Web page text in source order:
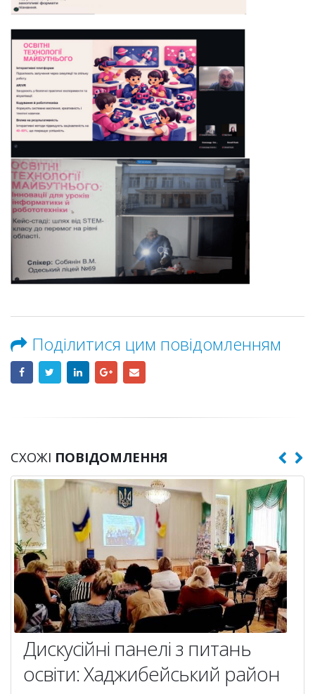
Поділитися цим повідомленням
СХОЖІ ПОВІДОМЛЕННЯ
Дискусійні панелі з питань
освіти: Хаджибейський район